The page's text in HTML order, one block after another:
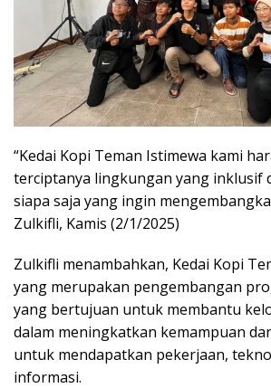
“Kedai Kopi Teman Istimewa kami
terciptanya lingkungan yang inklusif
siapa saja yang ingin
Zulkifli, Kamis (2/1/2025)
Zulkifli menambahkan, Kedai Kopi
yang merupakan pengembangan
yang bertujuan untuk membantu
dalam meningkatkan kemampuan
untuk mendapatkan pekerjaan,
informasi.